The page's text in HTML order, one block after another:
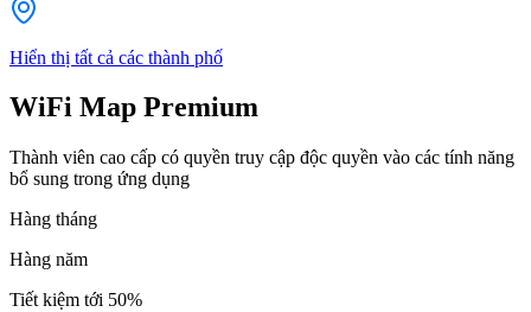
Hiển thị tất cả các thành phố
WiFi Map Premium
Thành viên cao cấp có quyền truy cập độc quyền vào các tính năng
bổ sung trong ứng dụng
Hàng tháng
Hàng năm
Tiết kiệm tới 50%